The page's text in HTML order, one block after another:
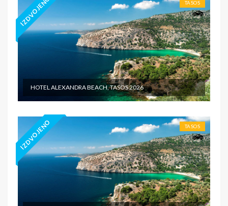
IZDVOJENO TASOS
HOTEL ALEXANDRA BEACH, TASOS 2026
IZDVOJENO TASOS